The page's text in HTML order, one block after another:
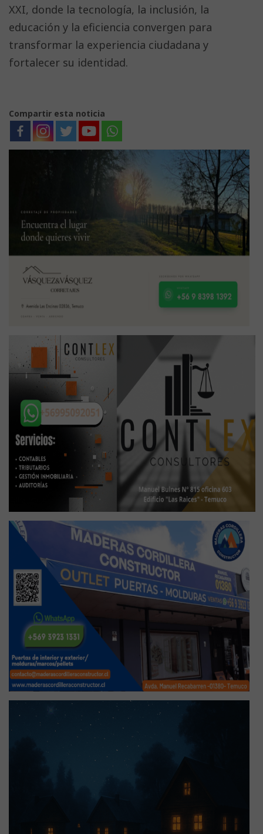
XXI, donde la tecnología, la inclusión, la
educación y la eficiencia convergen para
transformar la experiencia ciudadana y
fortalecer su identidad.
Compartir esta noticia